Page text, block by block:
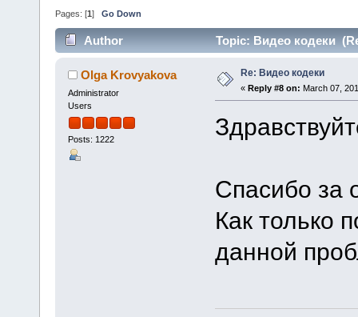
Pages: [1 ] Go Down
Author Topic: Видео кодеки
Olga Krovyakova
Administrator
Users
Posts: 1222
Re: Видео кодеки
« Reply #8 on: March 07,
Спасибо за
Как только
данной